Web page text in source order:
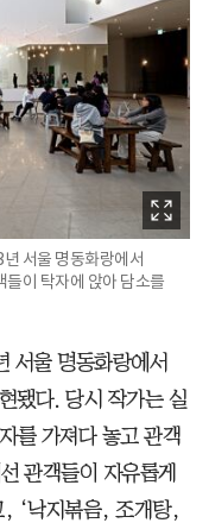
서울 명동화랑에서
들이 탁자에 앉아 담소를
서울 명동화랑에서
됐다. 당시 작가는 실
를 가져다 놓고 관객
관객들이 자유롭게
, ‘낙지볶음, 조개탕,